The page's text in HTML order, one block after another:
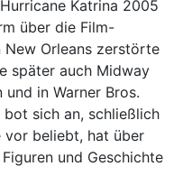
Katrina 2005
über die Film-
New Orleans zerstörte
später auch Midway
in Warner Bros.
bot sich an, schließlich
vor beliebt, hat über
und Geschichte